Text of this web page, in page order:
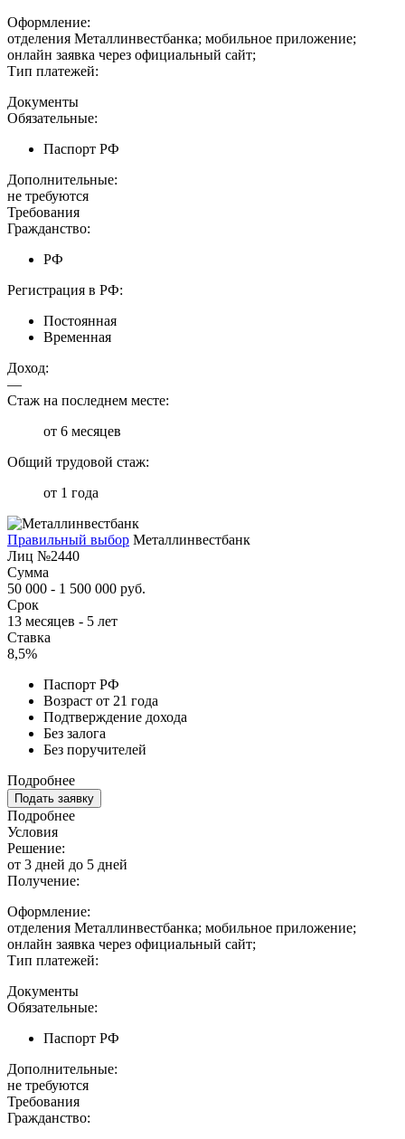
Оформление:
отделения Металлинвестбанка; мобильное приложение;
онлайн заявка через официальный сайт;
Тип платежей:
Документы
Обязательные:
Паспорт РФ
Дополнительные:
не требуются
Требования
Гражданство:
РФ
Регистрация в РФ:
Постоянная
Временная
Доход:
—
Стаж на последнем месте:
от 6 месяцев
Общий трудовой стаж:
от 1 года
Правильный выбор Металлинвестбанк
Лиц №2440
Сумма
50 000 - 1 500 000 руб.
Срок
13 месяцев - 5 лет
Ставка
8,5%
Паспорт РФ
Возраст от 21 года
Подтверждение дохода
Без залога
Без поручителей
Подробнее
Подать заявку
Подробнее
Условия
Решение:
от 3 дней до 5 дней
Получение:
Оформление:
отделения Металлинвестбанка; мобильное приложение;
онлайн заявка через официальный сайт;
Тип платежей:
Документы
Обязательные:
Паспорт РФ
Дополнительные:
не требуются
Требования
Гражданство: